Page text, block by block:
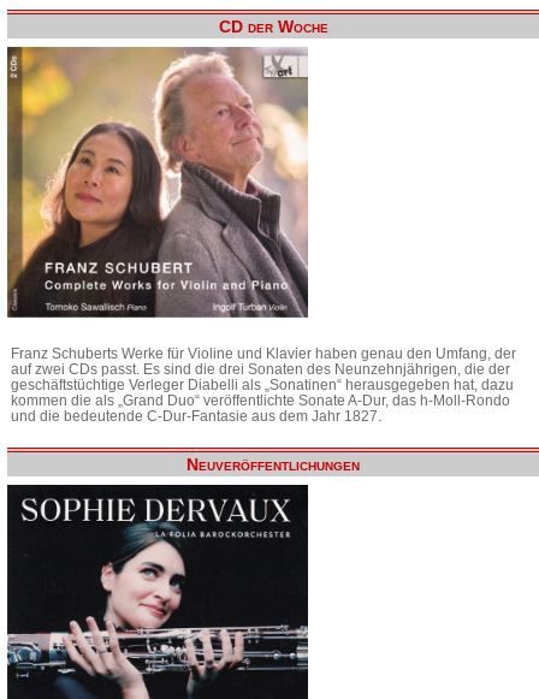
CD der Woche
Franz Schuberts Werke für Violine und Klavier haben genau den Umfang, der
auf zwei CDs passt. Es sind die drei Sonaten des Neunzehnjährigen, die der
geschäftstüchtige Verleger Diabelli als „Sonatinen“ herausgegeben hat, dazu
kommen die als „Grand Duo“ veröffentlichte Sonate A-Dur, das h-Moll-Rondo
und die bedeutende C-Dur-Fantasie aus dem Jahr 1827.
Neuveröffentlichungen